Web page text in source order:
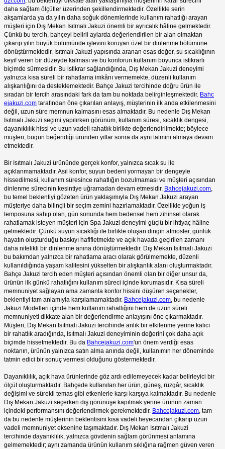
daha sağlam ölçütler üzerinden şekillendirmektedir. Özellikle serin
akşamlarda ya da yılın daha soğuk dönemlerinde kullanım rahatlığı arayan
müşteri için Dış Mekan Isıtmalı Jakuzi önemli bir ayrıcalık hâline gelmektedir.
Çünkü bu tercih, bahçeyi belirli aylarda değerlendirilen bir alan olmaktan
çıkarıp yılın büyük bölümünde işlevini koruyan özel bir dinlenme bölümüne
dönüştürmektedir. Isıtmalı Jakuzi yapısında aranan esas değer, su sıcaklığının
keyif veren bir düzeyde kalması ve bu konforun kullanım boyunca istikrarlı
biçimde sürmesidir. Bu istikrar sağlandığında, Dış Mekan Jakuzi deneyimi
yalnızca kısa süreli bir rahatlama imkânı vermemekte, düzenli kullanım
alışkanlığını da desteklemektedir. Bahçe Jakuzi tercihinde doğru ürün ile
sıradan bir tercih arasındaki fark da tam bu noktada belirginleşmektedir. Bahc
ejakuzi.com tarafından öne çıkarılan anlayış, müşterinin ilk anda etkilenmesini
değil, uzun süre memnun kalmasını esas almaktadır. Bu nedenle Dış Mekan
Isıtmalı Jakuzi seçimi yapılırken görünüm, kullanım süresi, sıcaklık dengesi,
dayanıklılık hissi ve uzun vadeli rahatlık birlikte değerlendirilmekte; böylece
müşteri, bugün beğendiği üründen yıllar sonra da aynı tatmini almaya devam
etmektedir.
Bir Isıtmalı Jakuzi ürününde gerçek konfor, yalnızca sıcak su ile
açıklanmamaktadır. Asıl konfor, suyun bedeni yormayan bir dengeyle
hissedilmesi, kullanım süresince rahatlığın bozulmaması ve müşteri açısından
dinlenme sürecinin kesintiye uğramadan devam etmesidir. Bahcejakuzi.com
bu temel beklentiyi gözeten ürün yaklaşımıyla Dış Mekan Jakuzi arayan
müşteriye daha bilinçli bir seçim zemini hazırlamaktadır. Özellikle yoğun iş
temposuna sahip olan, gün sonunda hem bedensel hem zihinsel olarak
rahatlamak isteyen müşteri için Spa Jakuzi deneyimi güçlü bir ihtiyaç hâline
gelmektedir. Çünkü suyun sıcaklığı ile birlikte oluşan dingin atmosfer, günlük
hayatın oluşturduğu baskıyı hafifletmekte ve açık havada geçirilen zamanı
daha nitelikli bir dinlenme anına dönüştürmektedir. Dış Mekan Isıtmalı Jakuzi
bu bakımdan yalnızca bir rahatlama aracı olarak görülmemekte, düzenli
kullanıldığında yaşam kalitesini yükselten bir alışkanlık alanı oluşturmaktadır.
Bahçe Jakuzi tercih eden müşteri açısından önemli olan bir diğer unsur da,
ürünün ilk günkü rahatlığını kullanım süreci içinde korumasıdır. Kısa süreli
memnuniyet sağlayan ama zamanla konfor hissini düşüren seçenekler,
beklentiyi tam anlamıyla karşılamamaktadır. Bahcejakuzi.com , bu nedenle
Jakuzi Modelleri içinde hem kullanım rahatlığını hem de uzun süreli
memnuniyeti dikkate alan bir değerlendirme anlayışını öne çıkarmaktadır.
Müşteri, Dış Mekan Isıtmalı Jakuzi tercihinde anlık bir etkilenme yerine kalıcı
bir rahatlık aradığında, Isıtmalı Jakuzi deneyiminin değerini çok daha açık
biçimde hissetmektedir. Bu da Bahcejakuzi.com'un önem verdiği esas
noktanın, ürünün yalnızca satın alma anında değil, kullanımın her döneminde
tatmin edici bir sonuç vermesi olduğunu göstermektedir.
Dayanıklılık, açık hava ürünlerinde göz ardı edilemeyecek kadar belirleyici bir
ölçüt oluşturmaktadır. Bahçede kullanılan her ürün, güneş, rüzgâr, sıcaklık
değişimi ve sürekli temas gibi etkenlerle karşı karşıya kalmaktadır. Bu nedenle
Dış Mekan Jakuzi seçerken dış görünüşe kapılmak yerine ürünün zaman
içindeki performansını değerlendirmek gerekmektedir. Bahcejakuzi.com , tam
da bu nedenle müşterinin beklentisini kısa vadeli heyecandan çıkarıp uzun
vadeli memnuniyet eksenine taşımaktadır. Dış Mekan Isıtmalı Jakuzi
tercihinde dayanıklılık, yalnızca gövdenin sağlam görünmesi anlamına
gelmemektedir; aynı zamanda ürünün kullanım sıklığına rağmen güven veren